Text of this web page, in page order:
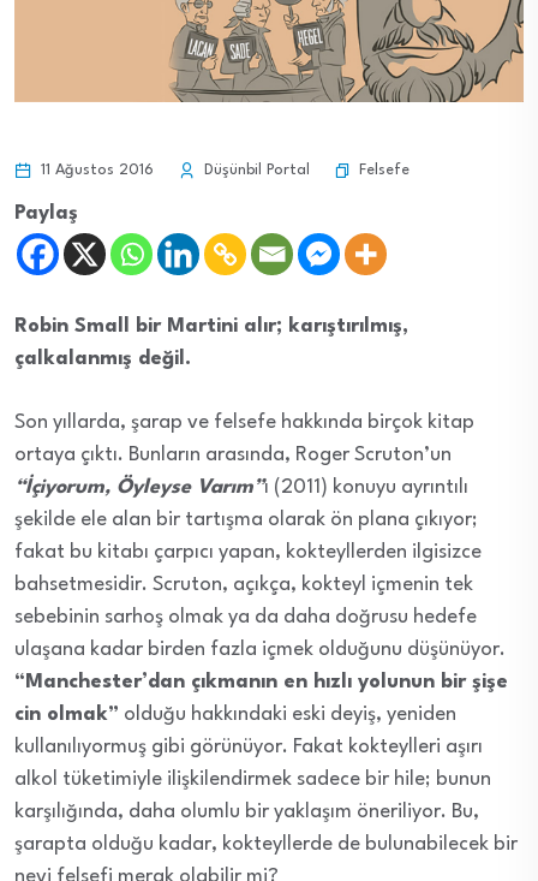
11 Ağustos 2016 Düşünbil Portal Felsefe
Paylaş
Robin Small bir Martini alır; karıştırılmış,
çalkalanmış değil.
Son yıllarda, şarap ve felsefe hakkında birçok kitap
ortaya çıktı. Bunların arasında, Roger Scruton’un
“İçiyorum, Öyleyse Varım”ı (2011) konuyu ayrıntılı
şekilde ele alan bir tartışma olarak ön plana çıkıyor;
fakat bu kitabı çarpıcı yapan, kokteyllerden ilgisizce
bahsetmesidir. Scruton, açıkça, kokteyl içmenin tek
sebebinin sarhoş olmak ya da daha doğrusu hedefe
ulaşana kadar birden fazla içmek olduğunu düşünüyor.
“Manchester’dan çıkmanın en hızlı yolunun bir şişe
cin olmak” olduğu hakkındaki eski deyiş, yeniden
kullanılıyormuş gibi görünüyor. Fakat kokteylleri aşırı
alkol tüketimiyle ilişkilendirmek sadece bir hile; bunun
karşılığında, daha olumlu bir yaklaşım öneriliyor. Bu,
şarapta olduğu kadar, kokteyllerde de bulunabilecek bir